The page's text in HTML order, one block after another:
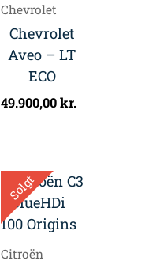
Chevrolet
Chevrolet
Aveo – LT
ECO
49.900,00kr.
Solgt
Citroën